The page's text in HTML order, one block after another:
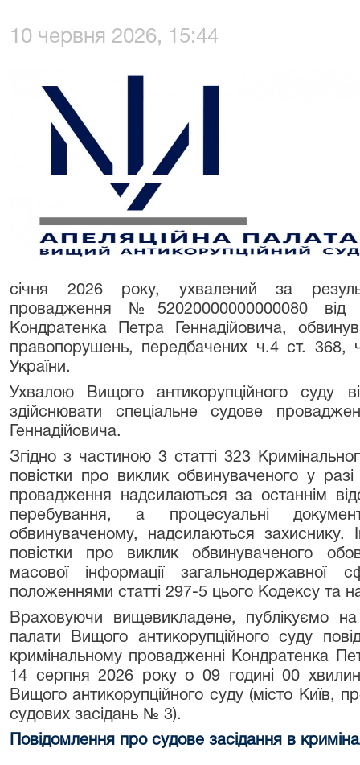
10 червня 2026, 15:44
січня 2026 року, ухвалений за
провадження №52020000000000080
Кондратенка Петра Геннадійовича,
правопорушень, передбачених ч.4 ст. 368,
України.
Ухвалою Вищого антикорупційного суду
здійснювати спеціальне судове
Геннадійовича.
Згідно з частиною 3 статті 323
повістки про виклик обвинуваченого у разі
провадження надсилаються за останнім
перебування, а процесуальні
обвинуваченому, надсилаються захиснику.
повістки про виклик обвинуваченого
масової інформації
положеннями статті 297-5 цього Кодексу та
Враховуючи вищевикладене, публікуємо на
палати Вищого антикорупційного суду
кримінальному провадженні Кондратенка
14 серпня 2026 року о 09 годині 00 хвилин
Вищого антикорупційного суду (місто Київ,
судових засідань № 3).
Повідомлення про судове засідання в